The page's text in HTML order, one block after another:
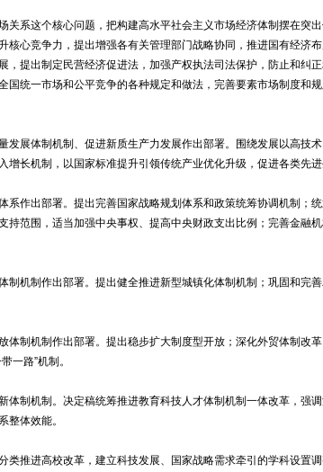
系这个核心问题，把构建高水平社会主义市场经济体制摆在突出
核心竞争力，提出增强各有关管理部门战略协同，推进国有经济
，提出制定民营经济促进法，加强产权执法司法保护，防止和纠
国统一市场和公平竞争的各种规定和做法，完善要素市场制度和
展体制机制、促进新质生产力发展作出部署。围绕发展以高技
增长机制，以国家标准提升引领传统产业优化升级，促进各类先
作出部署。提出完善国家战略规划体系和政策统筹协调机制；
持范围，适当加强中央事权、提高中央财政支出比例；完善金融
机制作出部署。提出健全推进新型城镇化体制机制；巩固和完
制机制作出部署。提出稳步扩大制度型开放；深化外贸体制改
一路”机制。
制机制。决定稿统筹推进教育科技人才体制机制一体改革，强
整体效能。
推进高校改革，建立科技发展、国家战略需求牵引的学科设置